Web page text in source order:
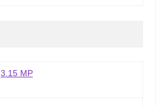
3.15 MP